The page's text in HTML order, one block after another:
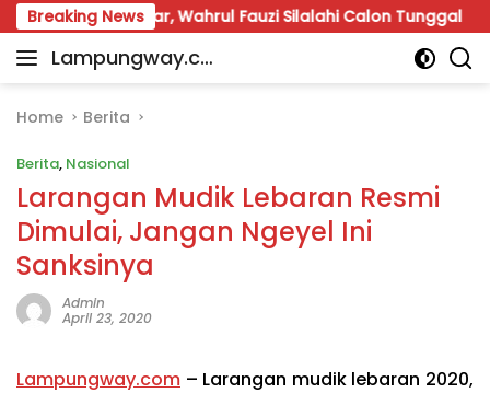
Skip
to
content
Breaking News
Digelar, Wahrul Fauzi Silalahi Calon Tunggal
Lampungway.co
Portal
Daerah
Terpercaya
dan
Terupdate
Home Berita
Berita, Nasional
Larangan Mudik Lebaran Resmi
Dimulai, Jangan Ngeyel Ini
Sanksinya
Admin
April 23, 2020
Lampungway.com – Larangan mudik lebaran 2020,